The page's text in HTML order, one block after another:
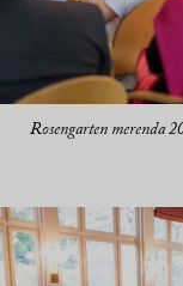
Rosengarten merenda